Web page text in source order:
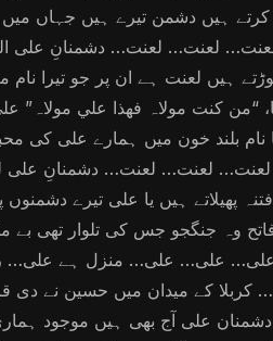
ہیں دشمن تیرے ہیں جہاں میں
لعنت… لعنت… دشمنانِ
لعنت ہے ان پر جو تیرا نام
کنت مولاہ فهذا علي مولاہ”
بلند خون میں ہمارے علی کی
لعنت… لعنت… دشمنانِ علی
پھیلاتے ہیں یا علی تیرے
فاتح وہ جنگجو جس کی تلوار تھی
علی… علی… علی… منزل ہے
کے میدان میں حسین نے دی
علی آج بھی ہیں موجود